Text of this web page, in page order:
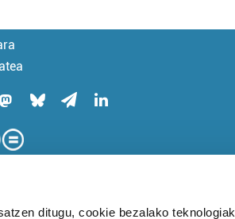
ditugu, cookie bezalako teknologiak